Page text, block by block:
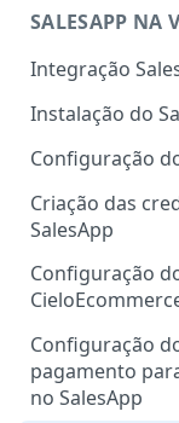
digitais
ClearSale na
Cybersource
Cadastro de
de
SALESAPP NA
Integração
Instalação do
Configuração
Criação das
SalesApp
Configuração
Configuração
pagamento
no SalesApp